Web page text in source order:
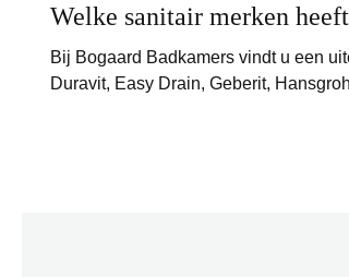
Welke sanitair merken
Bij Bogaard Badkamers vindt u een
Duravit, Easy Drain, Geberit,